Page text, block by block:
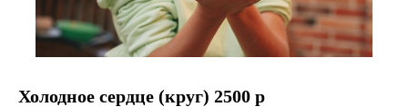
Холодное сердце (круг) 2500 р